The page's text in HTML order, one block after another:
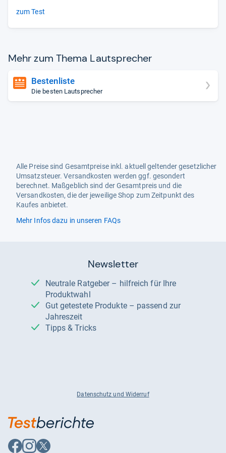
zum Test
Mehr zum Thema Laut­spre­cher
Bestenliste
Die besten Lautsprecher
Alle Preise sind Gesamtpreise inkl. aktuell geltender gesetzlicher
Umsatzsteuer. Versandkosten werden ggf. gesondert
berechnet. Maßgeblich sind der Gesamtpreis und die
Versandkosten, die der jeweilige Shop zum Zeitpunkt des
Kaufes anbietet.
Mehr Infos dazu in unseren FAQs
Newsletter
Neutrale Ratgeber – hilfreich für Ihre
Produktwahl
Gut getestete Produkte – passend zur
Jahreszeit
Tipps & Tricks
Datenschutz und Widerruf
AufAufAuf